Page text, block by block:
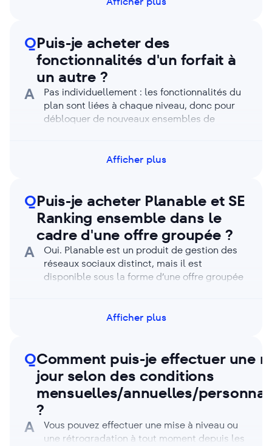
QPuis-je acheter des
fonctionnalités d'un forfait à
un autre ?
A
Pas individuellement : les fonctionnalités du
plan sont liées à chaque niveau, donc pour
débloquer de nouveaux ensembles de
configuration avec des modules
mots-clés supplémentaires ou des sièges
d’utilisateur.
Afficher plus
QPuis-je acheter Planable et SE
Ranking ensemble dans le
cadre d'une offre groupée ?
A
Oui. Planable est un produit de gestion des
réseaux sociaux distinct, mais il est
disponible sous la forme d’une offre groupée
groupé (une réduction par rapport à l’achat
groupée lorsque vous ajoutez l’autre. Pour
tout problème, contactez le support.
Afficher plus
QComment puis-je effectuer une
jour selon des conditions
mensuelles/annuelles/
?
A
Vous pouvez effectuer une mise à niveau ou
une rétrogradation à tout moment depuis les